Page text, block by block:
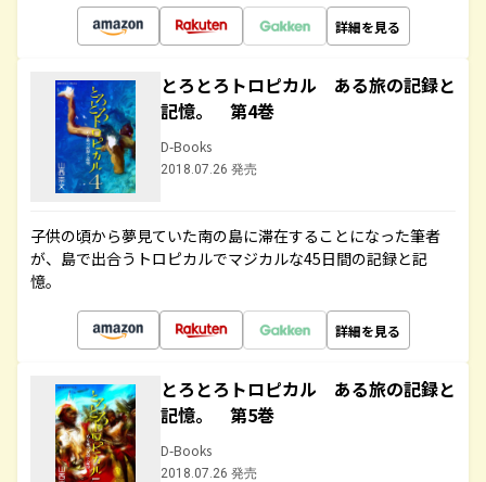
詳細を見る
とろとろトロピカル ある旅の記録と
記憶。 第4巻
D-Books
2018.07.26 発売
子供の頃から夢見ていた南の島に滞在することになった筆者
が、島で出合うトロピカルでマジカルな45日間の記録と記
憶。
詳細を見る
とろとろトロピカル ある旅の記録と
記憶。 第5巻
D-Books
2018.07.26 発売